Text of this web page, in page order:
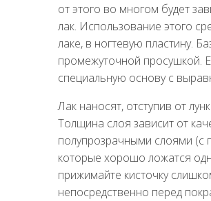
от этого во многом будет
лак. Использование этого
лаке, в ногтевую пластину.
промежуточной просушкой.
специальную основу с
Лак наносят, отступив от
Толщина слоя зависит от
полупрозрачными слоями (с
которые хорошо ложатся
прижимайте кисточку
непосредственно перед